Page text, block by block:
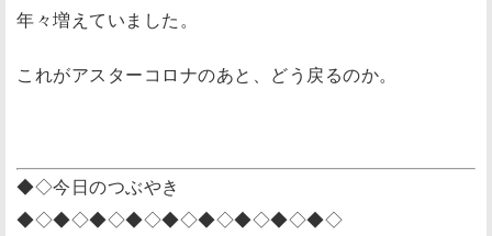
年々増えていました。
これがアスターコロナのあと、どう戻るのか。
◆◇今日のつぶやき
◆◇◆◇◆◇◆◇◆◇◆◇◆◇◆◇◆◇